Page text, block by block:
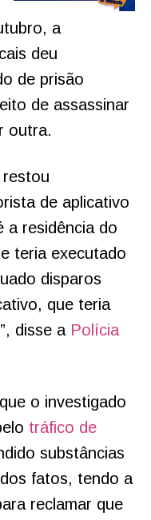
a
deu
de prisão
de assassinar
outra.
restou
de aplicativo
a residência do
teria executado
disparos
que teria
disse a Polícia
o investigado
tráfico de
substâncias
fatos, tendo a
reclamar que